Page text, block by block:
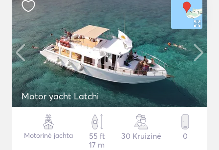
Motor yacht Latchi
Motorinė jachta
55 ft
17 m
30 Kruizinė 0